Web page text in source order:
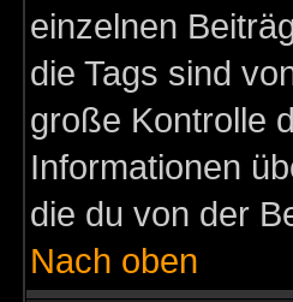
einzelnen
die Tags sind
große Kontrolle
Informationen
die du von der
Nach oben